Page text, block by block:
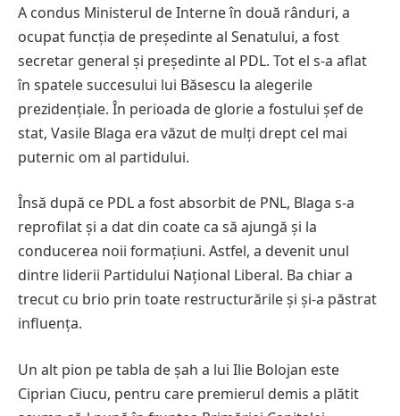
A condus Ministerul de Interne în două rânduri, a
ocupat funcția de președinte al Senatului, a fost
secretar general și președinte al PDL. Tot el s-a aflat
în spatele succesului lui Băsescu la alegerile
prezidențiale. În perioada de glorie a fostului șef de
stat, Vasile Blaga era văzut de mulți drept cel mai
puternic om al partidului.
Însă după ce PDL a fost absorbit de PNL, Blaga s-a
reprofilat și a dat din coate ca să ajungă și la
conducerea noii formațiuni. Astfel, a devenit unul
dintre liderii Partidului Național Liberal. Ba chiar a
trecut cu brio prin toate restructurările și și-a păstrat
influența.
Un alt pion pe tabla de șah a lui Ilie Bolojan este
Ciprian Ciucu, pentru care premierul demis a plătit